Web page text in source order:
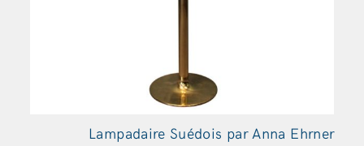
Lampadaire Suédois par Anna Ehrner